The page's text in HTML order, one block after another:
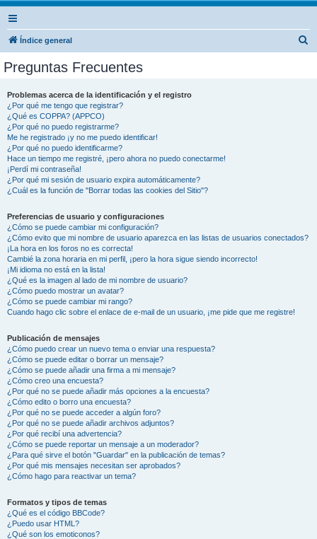
Índice general
Preguntas Frecuentes
Problemas acerca de la identificación y el registro
¿Por qué me tengo que registrar?
¿Qué es COPPA? (APPCO)
¿Por qué no puedo registrarme?
Me he registrado ¡y no me puedo identificar!
¿Por qué no puedo identificarme?
Hace un tiempo me registré, ¡pero ahora no puedo conectarme!
¡Perdí mi contraseña!
¿Por qué mi sesión de usuario expira automáticamente?
¿Cuál es la función de "Borrar todas las cookies del Sitio"?
Preferencias de usuario y configuraciones
¿Cómo se puede cambiar mi configuración?
¿Cómo evito que mi nombre de usuario aparezca en las listas de usuarios conectados?
¡La hora en los foros no es correcta!
Cambié la zona horaria en mi perfil, ¡pero la hora sigue siendo incorrecto!
¡Mi idioma no está en la lista!
¿Qué es la imagen al lado de mi nombre de usuario?
¿Cómo puedo mostrar un avatar?
¿Cómo se puede cambiar mi rango?
Cuando hago clic sobre el enlace de e-mail de un usuario, ¡me pide que me registre!
Publicación de mensajes
¿Cómo puedo crear un nuevo tema o enviar una respuesta?
¿Cómo se puede editar o borrar un mensaje?
¿Cómo se puede añadir una firma a mi mensaje?
¿Cómo creo una encuesta?
¿Por qué no se puede añadir más opciones a la encuesta?
¿Cómo edito o borro una encuesta?
¿Por qué no se puede acceder a algún foro?
¿Por qué no se puede añadir archivos adjuntos?
¿Por qué recibí una advertencia?
¿Cómo se puede reportar un mensaje a un moderador?
¿Para qué sirve el botón "Guardar" en la publicación de temas?
¿Por qué mis mensajes necesitan ser aprobados?
¿Cómo hago para reactivar un tema?
Formatos y tipos de temas
¿Qué es el código BBCode?
¿Puedo usar HTML?
¿Qué son los emoticonos?